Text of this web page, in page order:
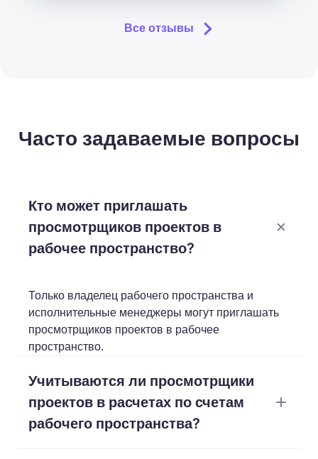
Все отзывы
Часто задаваемые вопросы
Кто может приглашать
просмотрщиков проектов в
рабочее пространство?
Только владелец рабочего пространства и
исполнительные менеджеры могут приглашать
просмотрщиков проектов в рабочее
пространство.
Учитываются ли просмотрщики
проектов в расчетах по счетам
рабочего пространства?